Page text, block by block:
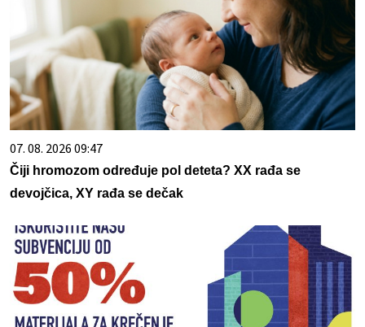
07. 08. 2026 09:47
Čiji hromozom određuje pol deteta? XX rađa se
devojčica, XY rađa se dečak